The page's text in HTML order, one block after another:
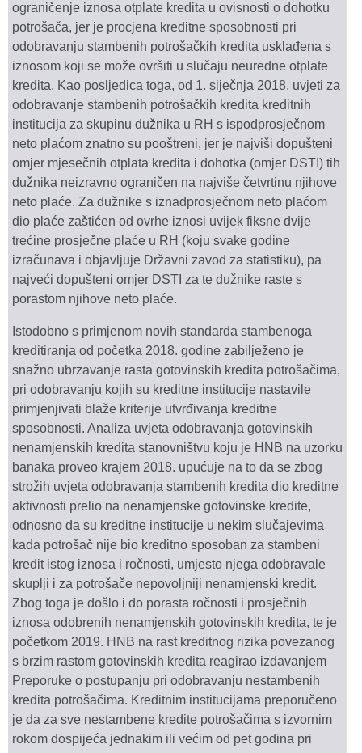
ograničenje iznosa otplate kredita u ovisnosti o dohotku
potrošača, jer je procjena kreditne sposobnosti pri
odobravanju stambenih potrošačkih kredita usklađena s
iznosom koji se može ovršiti u slučaju neuredne otplate
kredita. Kao posljedica toga, od 1. siječnja 2018. uvjeti za
odobravanje stambenih potrošačkih kredita kreditnih
institucija za skupinu dužnika u RH s ispodprosječnom
neto plaćom znatno su pooštreni, jer je najviši dopušteni
omjer mjesečnih otplata kredita i dohotka (omjer DSTI) tih
dužnika neizravno ograničen na najviše četvrtinu njihove
neto plaće. Za dužnike s iznadprosječnom neto plaćom
dio plaće zaštićen od ovrhe iznosi uvijek fiksne dvije
trećine prosječne plaće u RH (koju svake godine
izračunava i objavljuje Državni zavod za statistiku), pa
najveći dopušteni omjer DSTI za te dužnike raste s
porastom njihove neto plaće.
Istodobno s primjenom novih standarda stambenoga
kreditiranja od početka 2018. godine zabilježeno je
snažno ubrzavanje rasta gotovinskih kredita potrošačima,
pri odobravanju kojih su kreditne institucije nastavile
primjenjivati blaže kriterije utvrđivanja kreditne
sposobnosti. Analiza uvjeta odobravanja gotovinskih
nenamjenskih kredita stanovništvu koju je HNB na uzorku
banaka proveo krajem 2018. upućuje na to da se zbog
strožih uvjeta odobravanja stambenih kredita dio kreditne
aktivnosti prelio na nenamjenske gotovinske kredite,
odnosno da su kreditne institucije u nekim slučajevima
kada potrošač nije bio kreditno sposoban za stambeni
kredit istog iznosa i ročnosti, umjesto njega odobravale
skuplji i za potrošače nepovoljniji nenamjenski kredit.
Zbog toga je došlo i do porasta ročnosti i prosječnih
iznosa odobrenih nenamjenskih gotovinskih kredita, te je
početkom 2019. HNB na rast kreditnog rizika povezanog
s brzim rastom gotovinskih kredita reagirao izdavanjem
Preporuke o postupanju pri odobravanju nestambenih
kredita potrošačima. Kreditnim institucijama preporučeno
je da za sve nestambene kredite potrošačima s izvornim
rokom dospijeća jednakim ili većim od pet godina pri